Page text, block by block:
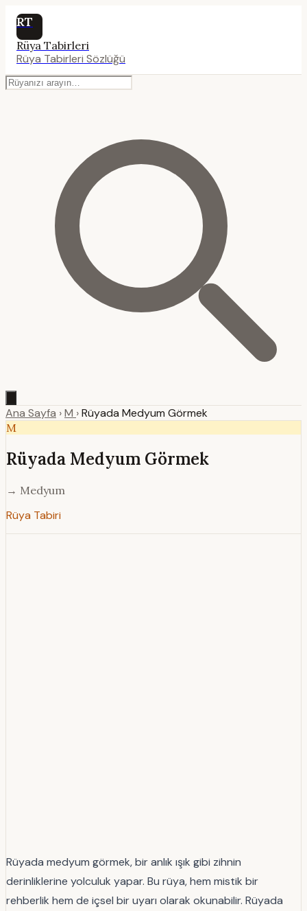
RT
Rüya Tabirleri
Rüya Tabirleri Sözlüğü
Ana Sayfa ›M ›Rüyada Medyum Görmek
M
Rüyada Medyum Görmek
→ Medyum
Rüya Tabiri
Rüyada medyum görmek, bir anlık ışık gibi zihnin
derinliklerine yolculuk yapar. Bu rüya, hem mistik bir
rehberlik hem de içsel bir uyarı olarak okunabilir. Rüyada